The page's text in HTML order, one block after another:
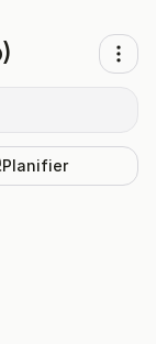
Planifier